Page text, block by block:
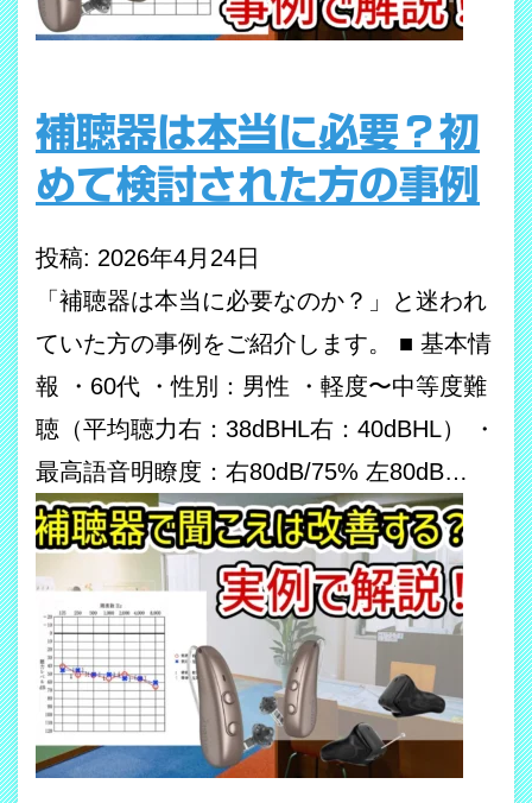
補聴器は本当に必要？初
めて検討された方の事例
投稿: 2026年4月24日
「補聴器は本当に必要なのか？」と迷われ
ていた方の事例をご紹介します。 ■ 基本情
報 ・60代 ・性別：男性 ・軽度〜中等度難
聴（平均聴力右：38dBHL右：40dBHL） ・
最高語音明瞭度：右80dB/75% 左80dB…